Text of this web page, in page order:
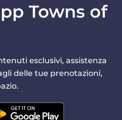
Towns of
esclusivi, assistenza
delle tue prenotazioni,